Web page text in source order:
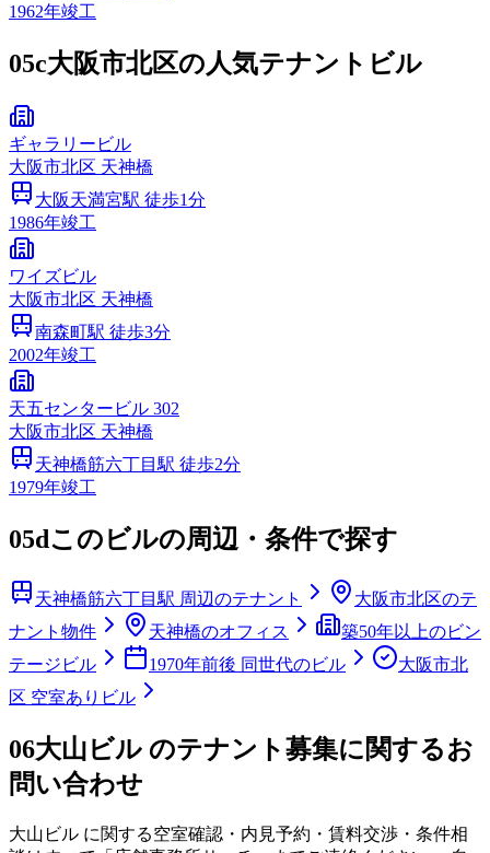
1962年竣工
05c大阪市北区の人気テナントビル
ギャラリービル
大阪市北区 天神橋
大阪天満宮駅 徒歩1分
1986年竣工
ワイズビル
大阪市北区 天神橋
南森町駅 徒歩3分
2002年竣工
天五センタービル 302
大阪市北区 天神橋
天神橋筋六丁目 駅 徒歩2分
1979年竣工
05dこのビルの周辺・条件で探す
天神橋筋六丁目駅 周辺のテナント
大阪市北区のテ
ナント物件
天神橋のオフィス
築50年以上のビン
テージビル
1970年前後 同世代のビル
大阪市北
区 空室ありビル
06大山ビル のテナント募集に関するお
問い合わせ
大山ビル に関する空室確認・内見予約・賃料交渉・条件相